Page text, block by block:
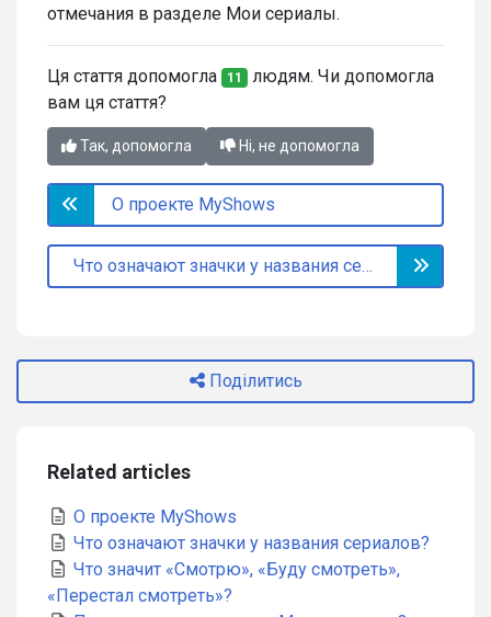
отмечания в разделе Мои сериалы.
Ця стаття допомогла 11 людям. Чи допомогла
вам ця стаття?
Так, допомогла Ні, не допомогла
О проекте MyShows
Что означают значки у названия сериалов?
Поділитись
Related articles
О проекте MyShows
Что означают значки у названия сериалов?
Что значит «Смотрю», «Буду смотреть»,
«Перестал смотреть»?